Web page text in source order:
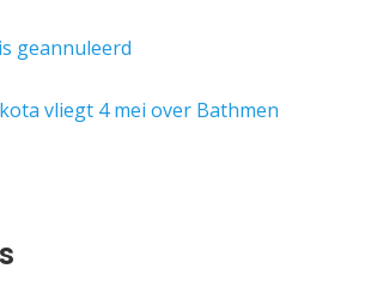
geannuleerd
vliegt 4 mei over Bathmen